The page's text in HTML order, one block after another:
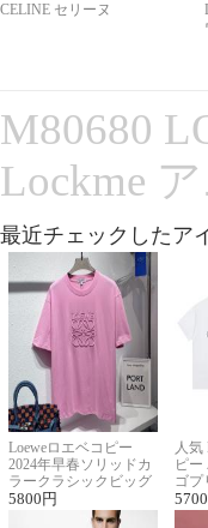
CELINE セリーヌ
M80680
Lockme
最近チェックしたア
Loeweロエベコピー
2024年早春ソリッドカ
ラークラシックビッグ
ロゴ刺繍Tシャツ
5800 円
人気
ピー
ゴプ
ーネ
5700